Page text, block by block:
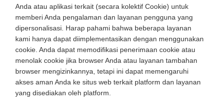
Anda atau aplikasi terkait (secara kolektif Cookie) untuk
memberi Anda pengalaman dan layanan pengguna yang
dipersonalisasi. Harap pahami bahwa beberapa layanan
kami hanya dapat diimplementasikan dengan menggunakan
cookie. Anda dapat memodifikasi penerimaan cookie atau
menolak cookie jika browser Anda atau layanan tambahan
browser mengizinkannya, tetapi ini dapat memengaruhi
akses aman Anda ke situs web terkait platform dan layanan
yang disediakan oleh platform.